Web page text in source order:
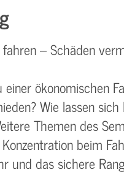
– Schäden
ökonomischen
Wie lassen
Themen des
beim
und das sichere